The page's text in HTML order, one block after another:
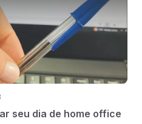
seu dia de home office